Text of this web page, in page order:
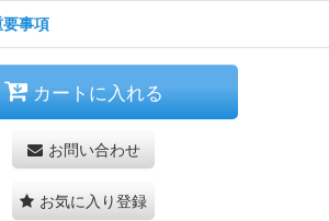
事項
カートに入れる
お問い合わせ
お気に入り登録